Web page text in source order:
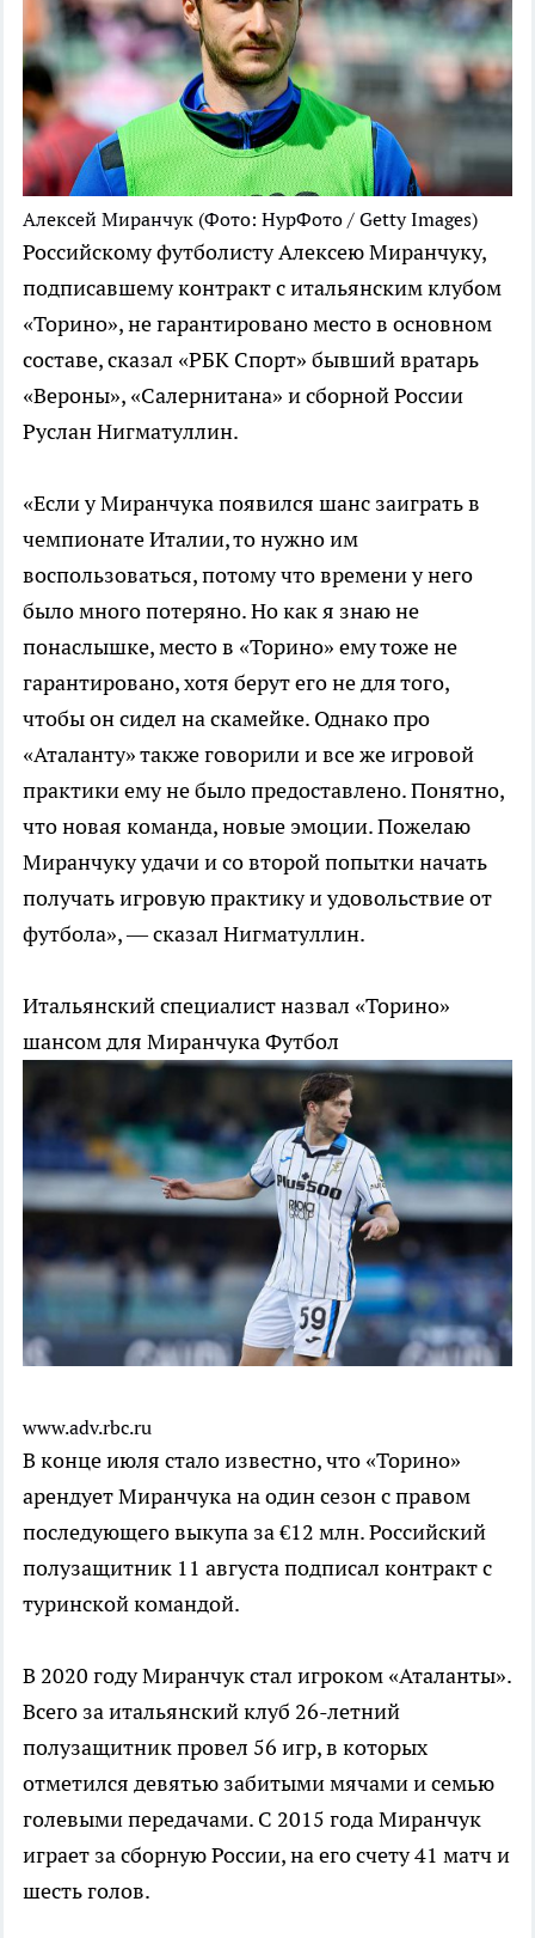
Алексей Миранчук (Фото: НурФото / Getty Images)
Российскому футболисту Алексею Миранчуку,
подписавшему контракт с итальянским клубом
«Торино», не гарантировано место в основном
составе, сказал «РБК Спорт» бывший вратарь
«Вероны», «Салернитана» и сборной России
Руслан Нигматуллин.
«Если у Миранчука появился шанс заиграть в
чемпионате Италии, то нужно им
воспользоваться, потому что времени у него
было много потеряно. Но как я знаю не
понаслышке, место в «Торино» ему тоже не
гарантировано, хотя берут его не для того,
чтобы он сидел на скамейке. Однако про
«Аталанту» также говорили и все же игровой
практики ему не было предоставлено. Понятно,
что новая команда, новые эмоции. Пожелаю
Миранчуку удачи и со второй попытки начать
получать игровую практику и удовольствие от
футбола», — сказал Нигматуллин.
Итальянский специалист назвал «Торино»
шансом для МиранчукаФутбол
www.adv.rbc.ru
В конце июля стало известно, что «Торино»
арендует Миранчука на один сезон с правом
последующего выкупа за €12 млн. Российский
полузащитник 11 августа подписал контракт с
туринской командой.
В 2020 году Миранчук стал игроком «Аталанты».
Всего за итальянский клуб 26-летний
полузащитник провел 56 игр, в которых
отметился девятью забитыми мячами и семью
голевыми передачами. С 2015 года Миранчук
играет за сборную России, на его счету 41 матч и
шесть голов.